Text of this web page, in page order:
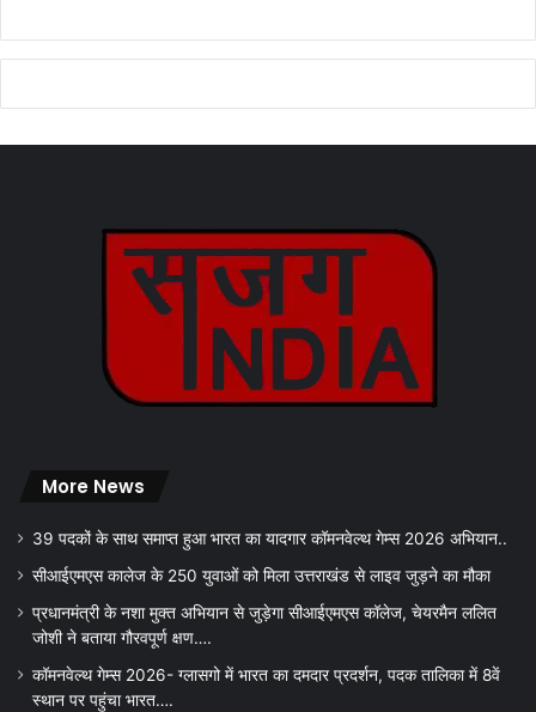
More News
39 पदकों के साथ समाप्त हुआ भारत का यादगार कॉमनवेल्थ गेम्स 2026 अभियान..
सीआईएमएस कालेज के 250 युवाओं को मिला उत्तराखंड से लाइव जुड़ने का मौका
प्रधानमंत्री के नशा मुक्त अभियान से जुड़ेगा सीआईएमएस कॉलेज, चेयरमैन ललित
जोशी ने बताया गौरवपूर्ण क्षण….
कॉमनवेल्थ गेम्स 2026- ग्लासगो में भारत का दमदार प्रदर्शन, पदक तालिका में 8वें
स्थान पर पहुंचा भारत….